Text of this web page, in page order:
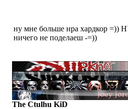
ну мне больше нра хардкор =))
ничего не поделаеш -=))
The Ctulhu KiD